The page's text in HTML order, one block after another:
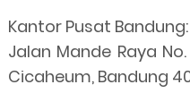
Kantor Pusat Bandung:
Jalan Mande Raya
Cicaheum, Bandung